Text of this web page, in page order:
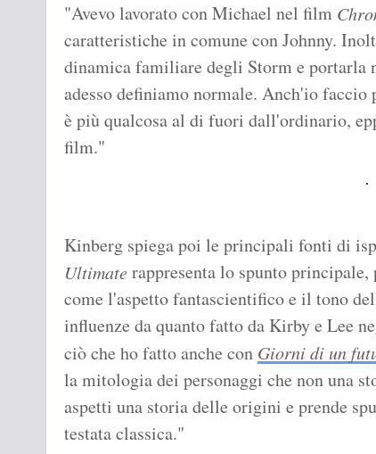
"Avevo lavorato con Michael nel film
caratteristiche in comune con Johnny.
dinamica familiare degli Storm e portarla
adesso definiamo normale. Anch'io
è più qualcosa al di fuori dall'ordinario,
film."
Kinberg spiega poi le principali fonti di
Ultimate rappresenta lo spunto
come l'aspetto fantascientifico e il tono
influenze da quanto fatto da Kirby e Lee
ciò che ho fatto anche con Giorni di un
la mitologia dei personaggi che non una
aspetti una storia delle origini e prende
testata classica."